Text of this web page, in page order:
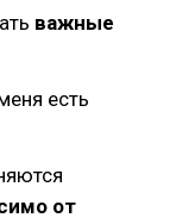
важные
есть
от